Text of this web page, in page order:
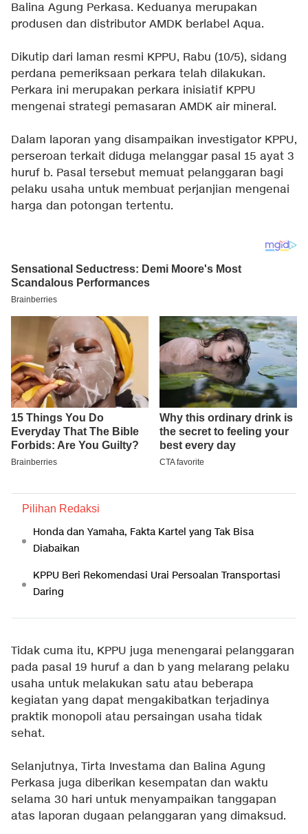
Balina Agung Perkasa. Keduanya merupakan
produsen dan distributor AMDK berlabel Aqua.
Dikutip dari laman resmi KPPU, Rabu (10/5), sidang
perdana pemeriksaan perkara telah dilakukan.
Perkara ini merupakan perkara inisiatif KPPU
mengenai strategi pemasaran AMDK air mineral.
Dalam laporan yang disampaikan investigator KPPU,
perseroan terkait diduga melanggar pasal 15 ayat 3
huruf b. Pasal tersebut memuat pelanggaran bagi
pelaku usaha untuk membuat perjanjian mengenai
harga dan potongan tertentu.
Pilihan Redaksi
Honda dan Yamaha, Fakta Kartel yang Tak Bisa
Diabaikan
KPPU Beri Rekomendasi Urai Persoalan Transportasi
Daring
Tidak cuma itu, KPPU juga menengarai pelanggaran
pada pasal 19 huruf a dan b yang melarang pelaku
usaha untuk melakukan satu atau beberapa
kegiatan yang dapat mengakibatkan terjadinya
praktik monopoli atau persaingan usaha tidak
sehat.
Selanjutnya, Tirta Investama dan Balina Agung
Perkasa juga diberikan kesempatan dan waktu
selama 30 hari untuk menyampaikan tanggapan
atas laporan dugaan pelanggaran yang dimaksud.